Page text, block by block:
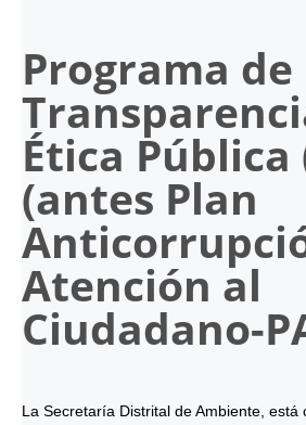
Programa de
Ética Pública
(antes Plan
Atención al
Ciudadano-
La Secretaría Distrital de Ambiente, está